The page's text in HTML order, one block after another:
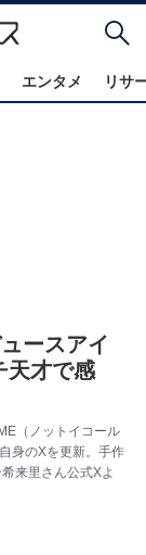
エンタメ リサ
ースアイ
天才で感
（ノットイコール
身のXを更新。手作
来里さん公式Xよ